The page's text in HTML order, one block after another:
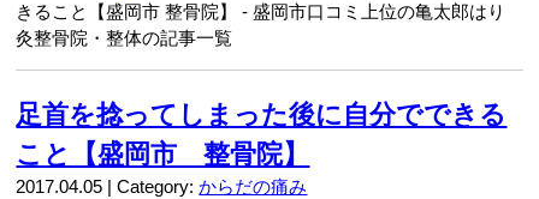
きること【盛岡市 整骨院】 - 盛岡市口コミ上位の亀太郎はり
灸整骨院・整体の記事一覧
足首を捻ってしまった後に自分でできる
こと【盛岡市 整骨院】
2017.04.05 | Category:からだの痛み